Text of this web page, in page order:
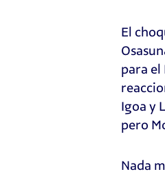
El
para el
Igoa y
pero
Nada